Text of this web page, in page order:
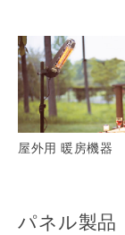
屋外用 暖房機器
パネル製品